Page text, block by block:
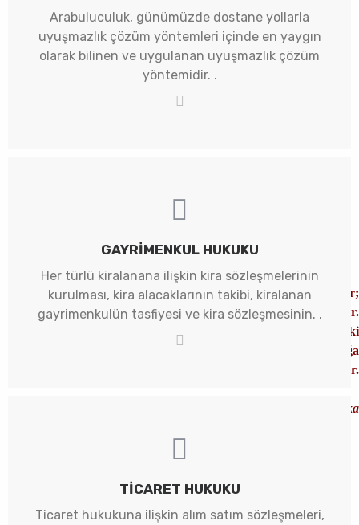
Adalet güneş gibidir;
varlığı aydınlık, yokluğu karanlıktır.
Ama unutulmasın ki
güneş mutlaka doğar ve karanlığa
sığınanlar aydınlıktan kaçamazlar.
Av. Rıza Saka
Arabuluculuk, günümüzde dostane yollarla
uyuşmazlık çözüm yöntemleri içinde en yaygın
olarak bilinen ve uygulanan uyuşmazlık çözüm
yöntemidir. .
GAYRIMENKUL HUKUKU
Her türlü kiralanana ilişkin kira sözleşmelerinin
kurulması, kira alacaklarının takibi, kiralanan
gayrimenkulün tasfiyesi ve kira sözleşmesinin. .
TICARET HUKUKU
Ticaret hukukuna ilişkin alım satım sözleşmeleri,